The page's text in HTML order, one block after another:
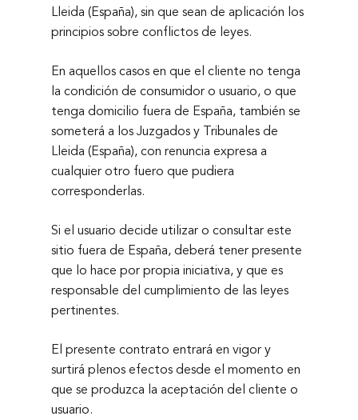
Lleida (España), sin que sean de aplicación los
principios sobre conflictos de leyes.
En aquellos casos en que el cliente no tenga
la condición de consumidor o usuario, o que
tenga domicilio fuera de España, también se
someterá a los Juzgados y Tribunales de
Lleida (España), con renuncia expresa a
cualquier otro fuero que pudiera
corresponderlas.
Si el usuario decide utilizar o consultar este
sitio fuera de España, deberá tener presente
que lo hace por propia iniciativa, y que es
responsable del cumplimiento de las leyes
pertinentes.
El presente contrato entrará en vigor y
surtirá plenos efectos desde el momento en
que se produzca la aceptación del cliente o
usuario.